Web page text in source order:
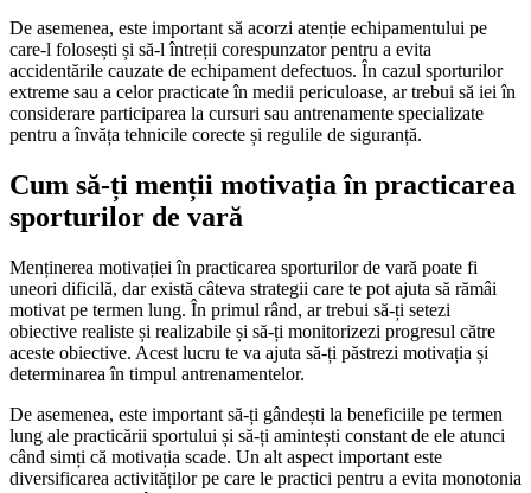
De asemenea, este important să acorzi atenție echipamentului pe
care-l folosești și să-l întreții corespunzator pentru a evita
accidentările cauzate de echipament defectuos. În cazul sporturilor
extreme sau a celor practicate în medii periculoase, ar trebui să iei în
considerare participarea la cursuri sau antrenamente specializate
pentru a învăța tehnicile corecte și regulile de siguranță.
Cum să-ți menții motivația în practicarea
sporturilor de vară
Menținerea motivației în practicarea sporturilor de vară poate fi
uneori dificilă, dar există câteva strategii care te pot ajuta să rămâi
motivat pe termen lung. În primul rând, ar trebui să-ți setezi
obiective realiste și realizabile și să-ți monitorizezi progresul către
aceste obiective. Acest lucru te va ajuta să-ți păstrezi motivația și
determinarea în timpul antrenamentelor.
De asemenea, este important să-ți gândești la beneficiile pe termen
lung ale practicării sportului și să-ți amintești constant de ele atunci
când simți că motivația scade. Un alt aspect important este
diversificarea activităților pe care le practici pentru a evita monotonia